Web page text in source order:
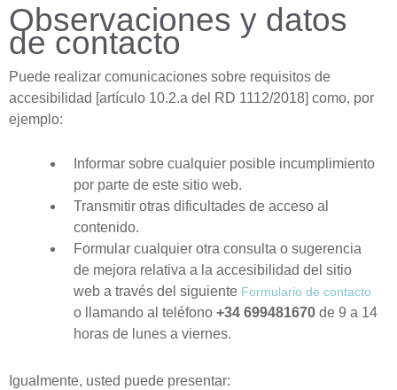
Observaciones y datos
de contacto
Puede realizar comunicaciones sobre requisitos de
accesibilidad [artículo 10.2.a del RD 1112/2018] como, por
ejemplo:
Informar sobre cualquier posible incumplimiento
por parte de este sitio web.
Transmitir otras dificultades de acceso al
contenido.
Formular cualquier otra consulta o sugerencia
de mejora relativa a la accesibilidad del sitio
web a través del siguiente Formulario de contacto
o llamando al teléfono +34 699481670 de 9 a 14
horas de lunes a viernes.
Igualmente, usted puede presentar: